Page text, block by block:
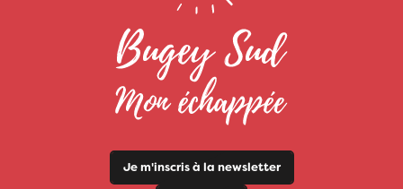
Je m'inscris à la newsletter